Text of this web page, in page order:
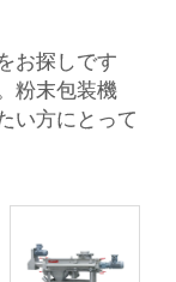
お探しです
粉末包装機
い方にとって